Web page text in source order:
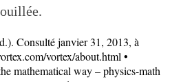
Consulté janvier 31, 2013, à
vortex/about.html •
mathematical way – physics-math